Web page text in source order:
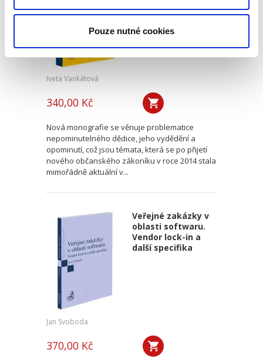
Pouze nutné cookies
Iveta Vankátová
340,00 Kč
Nová monografie se věnuje problematice
nepominutelného dědice, jeho vydědění a
opominutí, což jsou témata, která se po přijetí
nového občanského zákoníku v roce 2014 stala
mimořádně aktuální v...
Veřejné zakázky v
oblasti softwaru.
Vendor lock-in a
další specifika
Jan Svoboda
370,00 Kč